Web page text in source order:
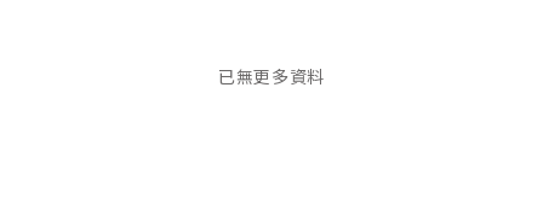
已無更多資料